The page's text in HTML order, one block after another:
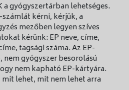
a gyógyszertárban lehetséges.
kérni, kérjük, a
mezőben legyen szíves
kérünk: EP neve, címe,
tagsági száma. Az EP-
gyógyszer besorolású
nem kapható EP-kártyára.
lehet, mit nem lehet arra